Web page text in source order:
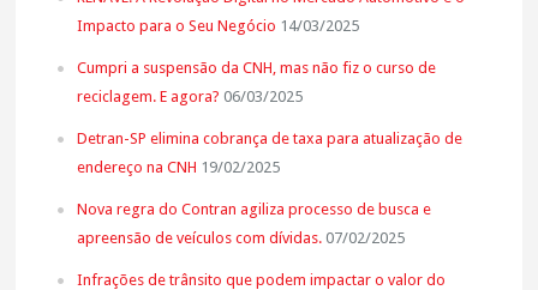
Impacto para o Seu Negócio 14/03/2025
Cumpri a suspensão da CNH, mas não fiz o curso de
reciclagem. E agora? 06/03/2025
Detran-SP elimina cobrança de taxa para atualização de
endereço na CNH 19/02/2025
Nova regra do Contran agiliza processo de busca e
apreensão de veículos com dívidas. 07/02/2025
Infrações de trânsito que podem impactar o valor do